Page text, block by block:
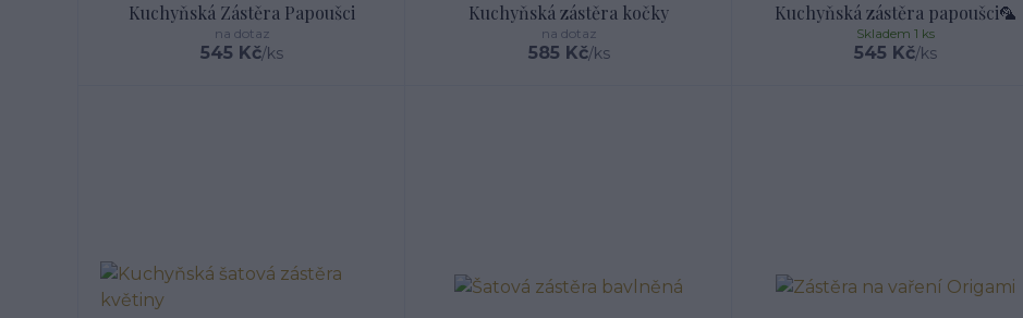
Kuchyňská Zástěra Papoušci
545 Kč/ks
na dotaz
Kuchyňská zástěra kočky
585 Kč/ks
na dotaz
Kuchyňská zástěra papoušci🦜
545 Kč/ks
Skladem 1 ks